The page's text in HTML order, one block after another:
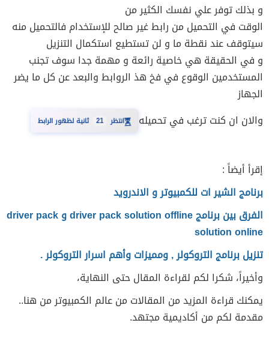
و بذلك توفر علي نفسك الكثير من
الوقت في التحميل من رابط غير صالح للإستخدام فالتحميل منه
سيتوقف عند نقطة ما و لن تستطيع استكمال التنزيل
و في الحقيقة هي خاصية رائعة و مهمة جدا سوف تجنب
المستخدمين الوقوع في فخ هذ الروابط والبعد عن كل ما يضر
الجهاز
والان ان كنت ترغب في تحميله ⏳انتظر 21 ثانية لظهور الرابط
إقرأ أيضاً :
برنامج الشير ات للكمبيوتر و الاندرويد
الفرق بين برنامج driver pack solution offline و driver pack
solution online
تنزيل برنامج التروكولر , ومميزات وأهم اسرار التروكولر .
وأخيراً، شكرا لكم لقراءة المقال حتى النهاية،
يمكنك قراءة المزيد من المقالات من عالم الكمبيوتر من هنا..
مقدمة لكم من أكاديمية مجتهد.